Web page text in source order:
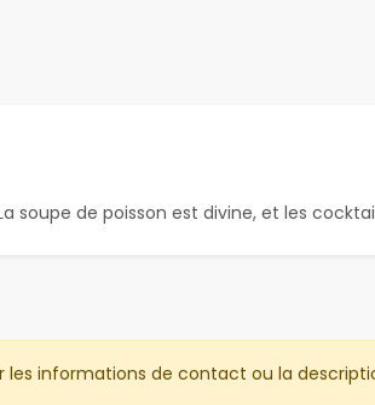
de poisson est divine, et les
les informations de contact ou la